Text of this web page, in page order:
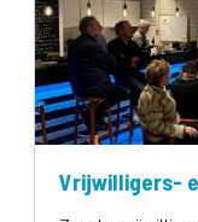
Vrijwilligers-